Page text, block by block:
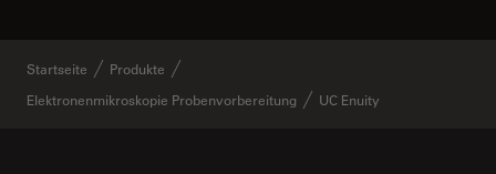
Startseite
Produkte
Elektronenmikroskopie Probenvorbereitung
UC Enuity